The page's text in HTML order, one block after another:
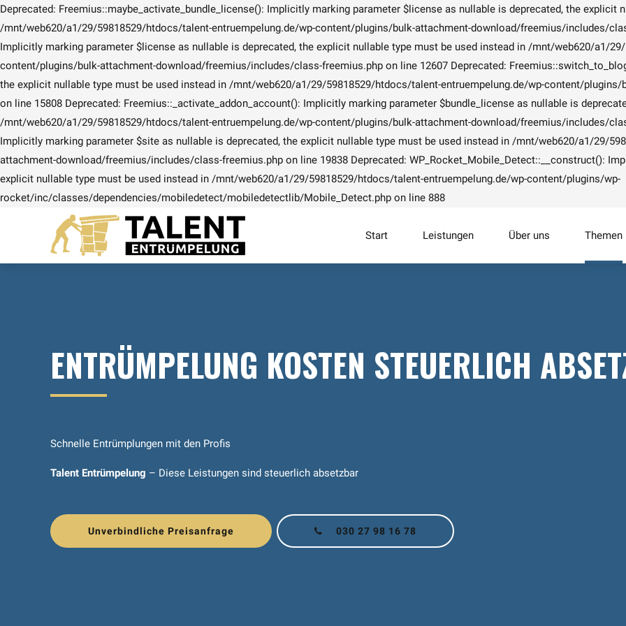
Deprecated: Freemius::maybe_activate_bundle_license(): Implicitly marking parameter $license as nullable is deprecated, the explicit
/mnt/web620/a1/29/59818529/htdocs/talent-entruempelung.de/wp-content/plugins/bulk-attachment-download/freemius/includes/
Implicitly marking parameter $license as nullable is deprecated, the explicit nullable type must be used instead in /mnt/web620/a1/
content/plugins/bulk-attachment-download/freemius/includes/class-freemius.php on line 12607 Deprecated:
the explicit nullable type must be used instead in /mnt/web620/a1/29/59818529/htdocs/talent-entruempelung.de/wp-content/
on line 15808 Deprecated: Freemius::_activate_addon_account(): Implicitly marking parameter $bundle_license as nullable is
/mnt/web620/a1/29/59818529/htdocs/talent-entruempelung.de/wp-content/plugins/bulk-attachment-download/freemius/includes/
Implicitly marking parameter $site as nullable is deprecated, the explicit nullable type must be used instead in /mnt/web620/a1/29/
attachment-download/freemius/includes/class-freemius.php on line 19838 Deprecated: WP_Rocket_Mobile_Detect::__construct():
explicit nullable type must be used instead in /mnt/web620/a1/29/59818529/htdocs/talent-entruempelung.de/wp-content/plugins/wp-
rocket/inc/classes/dependencies/mobiledetect/mobiledetectlib/Mobile_Detect.php on line 888
Start Leistungen Über uns Themen
ENTRÜMPELUNG KOSTEN STEUERLICH
Schnelle Entrümplungen mit den Profis
Talent Entrümpelung – Diese Leistungen sind steuerlich absetzbar
Unverbindliche Preisanfrage 030 27 98 16 78